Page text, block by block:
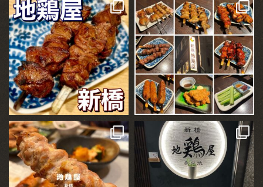
…
【地鶏屋】@新橋
百名店選出歴あり✨新橋のおすすめ高
コスパ焼鳥👏🏻
...
0 1
ごはん記録🍴
『新橋 地鶏屋』
新橋にある居酒屋さん🏮...
102 0
【地鶏屋 / 新橋(東京)】
美味しいし、コスパ最高。
#焼鳥百名店 選出店。
...
146 8
ある日の新橋
2回ほど予約が取れなかった地鶏屋さ
ん。...
38 0